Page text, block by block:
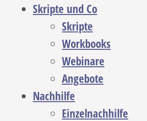
Skripte und Co
Skripte
Workbooks
Webinare
Angebote
Nachhilfe
Einzelnachhilfe